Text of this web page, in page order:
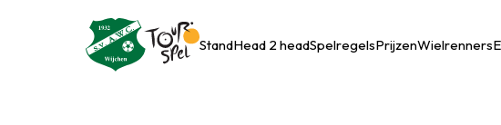
StandHead 2 headSpelregelsPrijzenWielrenners